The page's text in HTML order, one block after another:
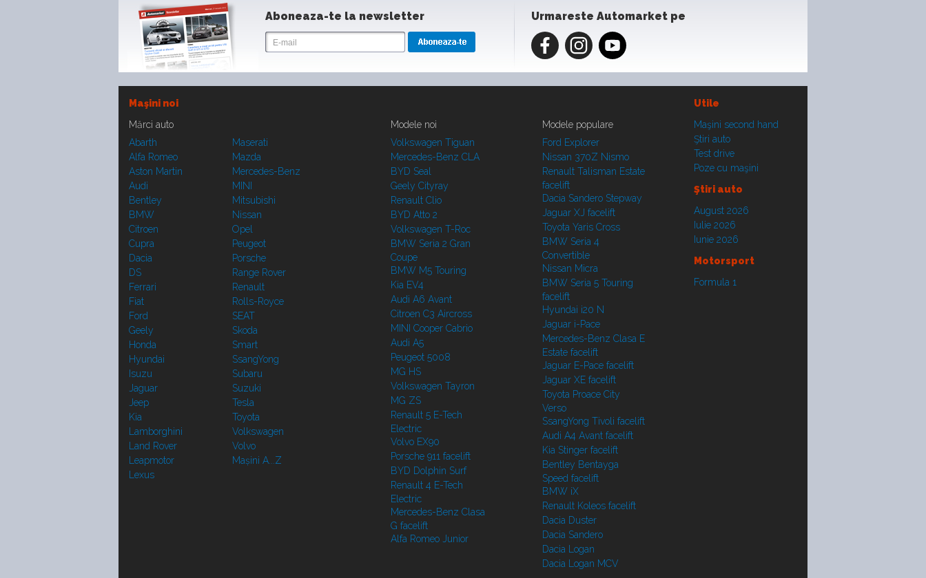
Aboneaza-te la newsletter Urmareste Automarket pe
Maşini noi
Utile
Mărci auto
Abarth
Alfa Romeo
Aston Martin
Audi
Bentley
BMW
Citroen
Cupra
Dacia
DS
Ferrari
Fiat
Ford
Geely
Honda
Hyundai
Isuzu
Jaguar
Jeep
Kia
Lamborghini
Land Rover
Leapmotor
Lexus
Maserati
Mazda
Mercedes-Benz
MINI
Mitsubishi
Nissan
Opel
Peugeot
Porsche
Range Rover
Renault
Rolls-Royce
SEAT
Skoda
Smart
SsangYong
Subaru
Suzuki
Tesla
Toyota
Volkswagen
Volvo
Mașini A...Z
Modele noi
Volkswagen Tiguan
Mercedes-Benz CLA
BYD Seal
Geely Cityray
Renault Clio
BYD Atto 2
Volkswagen T-Roc
BMW Seria 2 Gran
Coupe
BMW M5 Touring
Kia EV4
Audi A6 Avant
Citroen C3 Aircross
MINI Cooper Cabrio
Audi A5
Peugeot 5008
MG HS
Volkswagen Tayron
MG ZS
Renault 5 E-Tech
Electric
Volvo EX90
Porsche 911 facelift
BYD Dolphin Surf
Renault 4 E-Tech
Electric
Mercedes-Benz Clasa
G facelift
Alfa Romeo Junior
Modele populare
Ford Explorer
Nissan 370Z Nismo
Renault Talisman Estate
facelift
Dacia Sandero Stepway
Jaguar XJ facelift
Toyota Yaris Cross
BMW Seria 4
Convertible
Nissan Micra
BMW Seria 5 Touring
facelift
Hyundai i20 N
Jaguar i-Pace
Mercedes-Benz Clasa E
Estate facelift
Jaguar E-Pace facelift
Jaguar XE facelift
Toyota Proace City
Verso
SsangYong Tivoli facelift
Audi A4 Avant facelift
Kia Stinger facelift
Bentley Bentayga
Speed facelift
BMW iX
Renault Koleos facelift
Dacia Duster
Dacia Sandero
Dacia Logan
Dacia Logan MCV
Maşini second hand
Ştiri auto
Test drive
Poze cu maşini
Ştiri auto
August 2026
Iulie 2026
Iunie 2026
Motorsport
Formula 1